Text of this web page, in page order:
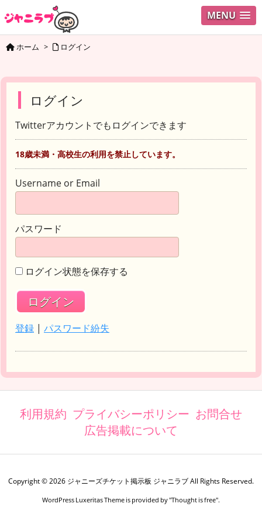
MENU
ホーム > ログイン
ログイン
Twitterアカウントでもログインできます
18歳未満・高校生の利用を禁止しています。
Username or Email
パスワード
ログイン状態を保存する
登録 | パスワード紛失
利用規約 プライバシーポリシー お問合せ
広告掲載について
Copyright ©2026 ジャニーズチケット掲示板 ジャニラブAll Rights Reserved.
WordPress Luxeritas Theme is provided by "Thought is free".